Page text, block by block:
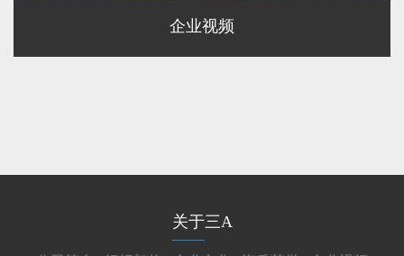
企业视频
关于三A